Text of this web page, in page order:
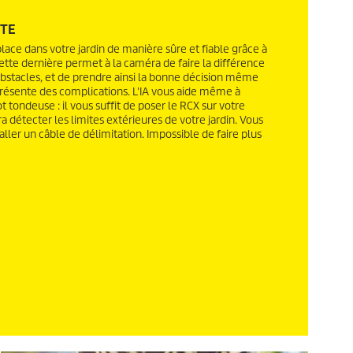
dans votre jardin de manière sûre et fiable grâce à
dernière permet à la caméra de faire la différence
et de prendre ainsi la bonne décision même
des complications. L'IA vous aide même à
: il vous suffit de poser le RCX sur votre
détecter les limites extérieures de votre jardin. Vous
un câble de délimitation. Impossible de faire plus